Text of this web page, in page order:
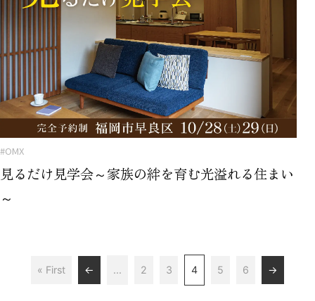
#OMX
見るだけ見学会～家族の絆を育む光溢れる住まい
～
« First ← ... 2 3 4 5 6 →